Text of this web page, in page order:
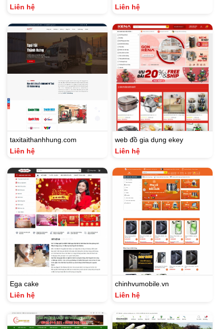
Liên hệ
Liên hệ
taxitaithanhhung.com
Liên hệ
web đồ gia dụng ekey
Liên hệ
Ega cake
Liên hệ
chinhvumobile.vn
Liên hệ